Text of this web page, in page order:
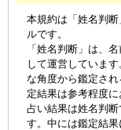
本規約は「姓名判
ルです。
「姓名判断」は、
して運営していま
な角度から鑑定さ
定結果は参考程度に
占い結果は姓名判
す。中には鑑定結